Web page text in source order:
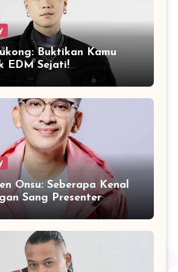
Buktikan Kamu
EDM Sejati!
Onsu: Seberapa Kenal
Sang Presenter